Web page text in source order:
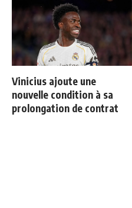
Vinicius ajoute une
nouvelle condition à sa
prolongation de contrat